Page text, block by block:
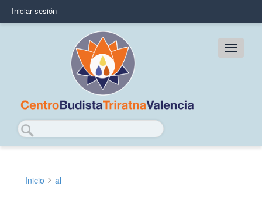
principal
User
Iniciar sesión
Main
Buscar
Inicio al